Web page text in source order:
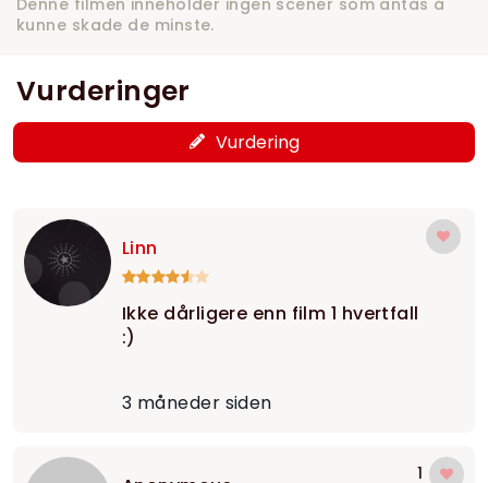
Denne filmen inneholder ingen scener som antas å
kunne skade de minste.
Vurderinger
Vurdering
Linn
Ikke dårligere enn film 1 hvertfall
:)
3 måneder siden
1